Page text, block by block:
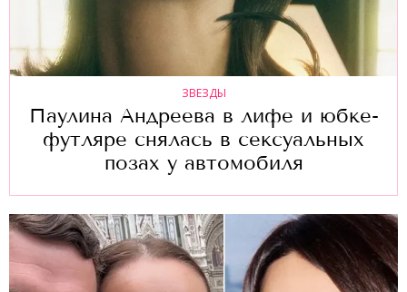
ЗВЕЗДЫ
Паулина Андреева в лифе и юбке-
футляре снялась в сексуальных
позах у автомобиля